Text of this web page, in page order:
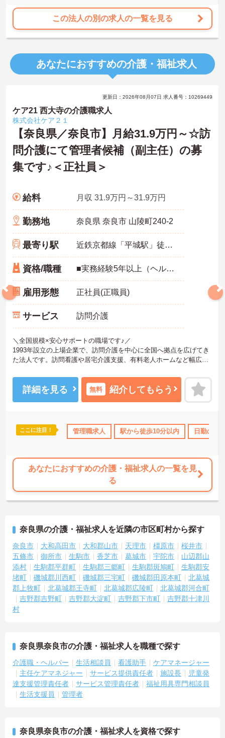
この法人の別の求人の一覧を見る
あなたにおすすめの介護・福祉求人
介護休暇取得実績あり 社会保険完備
更新日：2026年08月07日 求人番号：10269449
ケア21 西大寺の介護職求人
株式会社ケア２１
【奈良県／奈良市】月給31.9万円～☆訪
問介護にて管理者候補（副主任）の募
集です♪＜正社員＞
給料 月収 31.9万円～31.9万円
勤務地 奈良県 奈良市 山陵町240-2
最寄り駅 近鉄京都線「平城駅」徒歩1分
資格/職種 ■実務経験5年以上（ヘルパー、サ責経験）必須
雇用形態 正社員(正職員)
サービス 訪問介護
＼全国規模×安心サポートの職場です♪／
1993年設立の上場企業で、訪問介護を中心に全国へ拠点を広げてき
た法人です。訪問看護や居宅介護支援、有料老人ホームなど幅広い
境になっています。本部と現場の連携も強く、困りごとを一人で抱
えない仕組みを大切にしている点が魅力。地域ごとの特性に合わせ
た運営ができるため、「自分らしい介護」を実現しやすい環境です
―――――――――――――――
■ 高収入も目指せる安心待遇
・月給35万円以上＋「役付手当6万円」支給
・特定処遇加算ありで業界内でも高水準
→ 頑張りが収入にしっかり反映されます◎
―――――――――――――――
本部とエリアの連携で安心して働けます。
・エリアマネージャーが定期的に巡回
・人事・法務がバックアップ
・相談先が明確で安心
→ 管理者でも孤立しない環境です
―――――――――――――――
■ 裁量を活かして事業所づくり
―――――――――――――――
主体的に動けるやりがいがあります。
→ 経営視点のスキルも磨けます！
■ しっかり学べる研修制度
―――――――――――――――
段階的にスキルアップできる環境です。
・管理者向け研修あり（収支・労務など）
詳細を見る 無料 紹介してもらう
ここに注目！ 管理職求人 駅から徒歩10分以内 日勤のみ
あなたにおすすめの介護・福祉求人の一覧を見
る
奈良県の介護・福祉求人を近隣の市区町村から探す
奈良市 大和高田市 大和郡山市 天理市 橿原市
桜井市
五條市
御所市 生駒市 香芝市 葛城市 宇陀市
山辺郡山
添村
生駒郡平群町 生駒郡三郷町 生駒郡斑鳩町
生駒郡安
堵町
磯城郡川西町 磯城郡三宅町 磯城郡田原本町
北葛城
郡上牧町
北葛城郡王寺町 北葛城郡広陵町
北葛城郡河合町
吉野郡吉野町
吉野郡大淀町 吉野郡下市町
吉野郡十津川
村
奈良県奈良市の介護・福祉求人を職種で探す
介護職・ヘルパー 生活相談員 看護助手
ケアマネージャー
主任ケアマネジャー
サービス提供責任者 施設長
児童発
達支援管理責任者
サービス管理責任者
福祉用具専門相談員
生活支援員
管理者
奈良県奈良市の介護・福祉求人を資格で探す